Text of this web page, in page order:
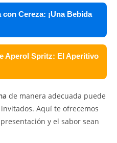
con Cereza: ¡Una Bebida
Aperol Spritz: El Aperitivo
de manera adecuada puede
Aquí te ofrecemos
y el sabor sean